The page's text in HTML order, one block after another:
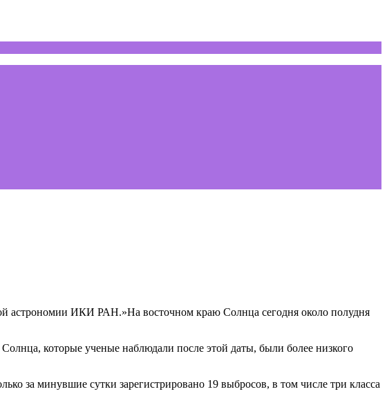
астрономии ИКИ РАН.»На восточном краю Солнца сегодня около полудня
которые ученые наблюдали после этой даты, были более низкого
за минувшие сутки зарегистрировано 19 выбросов, в том числе три класса